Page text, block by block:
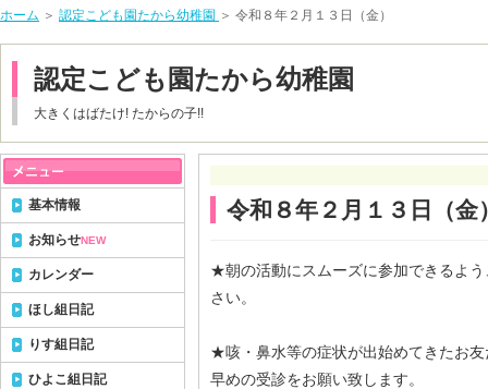
ホーム ＞ 認定こども園たから幼稚園 ＞ 令和８年２月１３日（金）
認定こども園たから幼稚園
大きくはばたけ! たからの子!!
令和８年２月１３日（金
★朝の活動にスムーズに参加できるよ
さい。
★咳・鼻水等の症状が出始めてきたお
早めの受診をお願い致します。
基本情報
お知らせNEW
カレンダー
ほし組日記
りす組日記
ひよこ組日記